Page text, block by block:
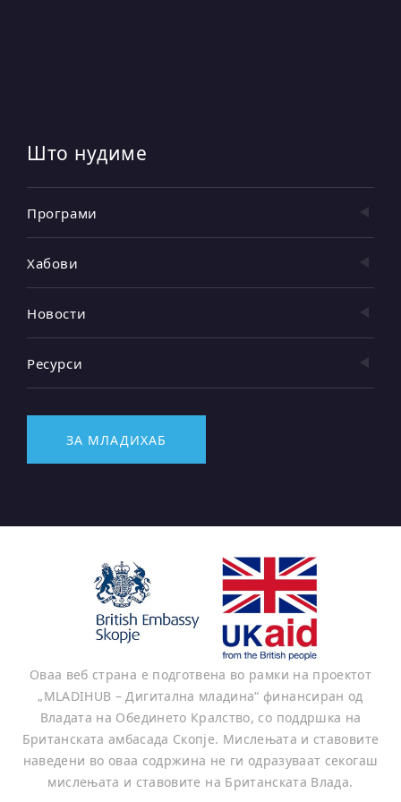
Што нудиме
Програми
Хабови
Новости
Ресурси
ЗА МЛАДИХАБ
Оваа веб страна е подготвена во рамки на проектот
„MLADIHUB – Дигитална младина“ финансиран од
Владата на Обединето Кралство, со поддршка на
Британската амбасада Скопје. Мислењата и ставовите
наведени во оваа содржина не ги одразуваат секогаш
мислењата и ставовите на Британската Влада.